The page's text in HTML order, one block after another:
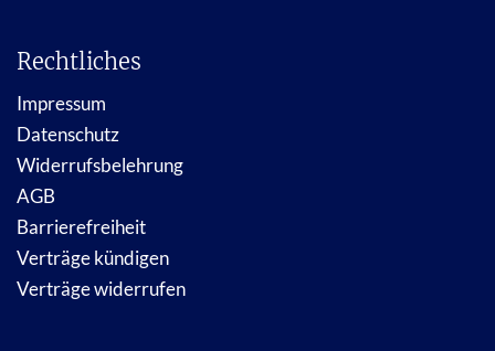
Rechtliches
Impressum
Datenschutz
Widerrufsbelehrung
AGB
Barrierefreiheit
Verträge kündigen
Verträge widerrufen